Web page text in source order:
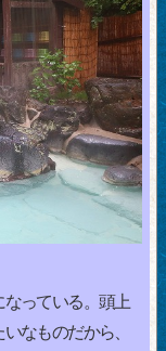
っている。頭上
なものだから、